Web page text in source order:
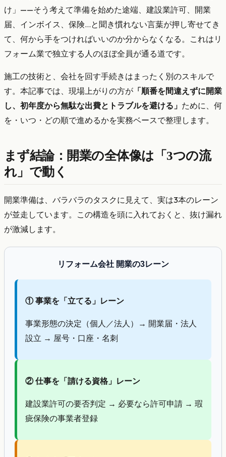
け」——そう考えて準備を始めた途端、建設業許可、開業
届、インボイス、保険…と聞き慣れない言葉が押し寄せてき
て、何から手をつければいいのか分からなくなる。これはリ
フォーム業で独立する人のほぼ全員が通る道です。
施工の技術と、会社を回す手続きはまったく別のスキルで
す。本記事では、現場上がりの方が 「順番を間違えずに開業
し、初年度から無駄な出費とトラブルを避ける」 ために、何
を・いつ・どの順で進めるかを実務ベースで整理します。
まず結論：開業の全体像は「3つの流
れ」で動く
開業準備は、バラバラのタスクに見えて、実は3本のレーン
が並走しています。この構造を頭に入れておくと、抜け漏れ
が激減します。
リフォーム会社 開業の3レーン
① 事業を「立てる」レーン
事業形態の決定（個人／法人）→ 開業届・法人
設立 → 屋号・口座・名刺
② 仕事を「請ける資格」レーン
建設業許可の要否判定 → 必要なら許可申請 → 瑕
疵保険の事業者登録